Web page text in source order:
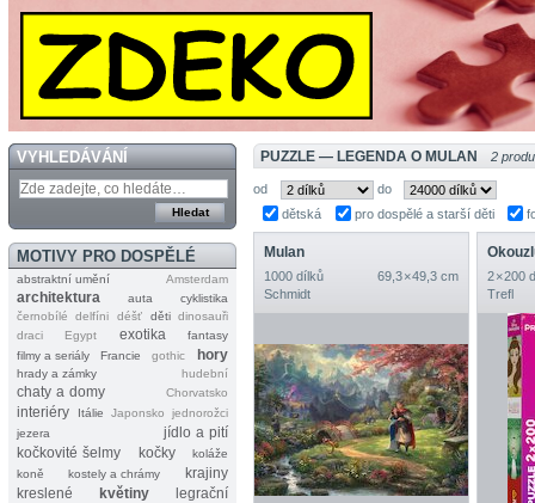
VYHLEDÁVÁNÍ
MOTIVY PRO DOSPĚLÉ
abstraktní umění Amsterdam
architektura auta
cyklistika
černobílé
delfíni déšť děti dinosauři
draci
Egypt exotika
fantasy
filmy a seriály
Francie gothic hory
hrady a zámky hudební
chaty a domy Chorvatsko
interiéry Itálie Japonsko
jednorožci
jezera
jídlo a pití
kočkovité šelmy
kočky
koláže
koně
kostely a chrámy
krajiny
kreslené
květiny legrační
PUZZLE — LEGENDA O MULAN 2
od
do
dětská
pro dospělé a starší děti
Mulan
1000 dílků
69,3 × 49,3 cm
Schmidt
2 × 200
Trefl